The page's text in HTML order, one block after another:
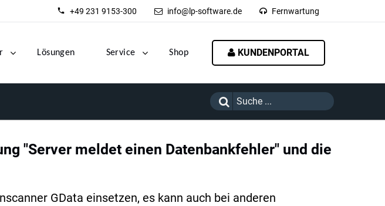
+49 231 9153-300 info@lp-software.de Fernwartung
Lösungen Service Shop KUNDENPORTAL
meldet einen Datenbankfehler" und die
GData einsetzen, es kann auch bei anderen